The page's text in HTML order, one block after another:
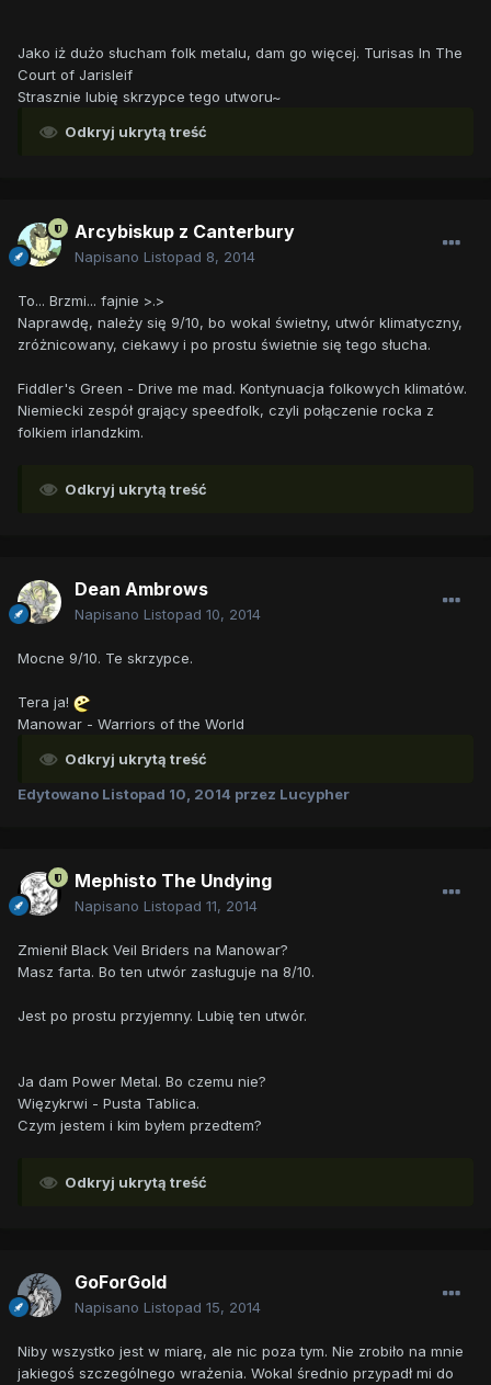
Jako iż dużo słucham folk metalu, dam go więcej. Turisas In The
Court of Jarisleif
Strasznie lubię skrzypce tego utworu~
Odkryj ukrytą treść
Arcybiskup z Canterbury
Napisano Listopad 8, 2014
To... Brzmi... fajnie >.>
Naprawdę, należy się 9/10, bo wokal świetny, utwór klimatyczny,
zróżnicowany, ciekawy i po prostu świetnie się tego słucha.
Fiddler's Green - Drive me mad. Kontynuacja folkowych klimatów.
Niemiecki zespół grający speedfolk, czyli połączenie rocka z
folkiem irlandzkim.
Odkryj ukrytą treść
Dean Ambrows
Napisano Listopad 10, 2014
Mocne 9/10. Te skrzypce.
Tera ja!
Manowar - Warriors of the World
Odkryj ukrytą treść
Edytowano Listopad 10, 2014 przez Lucypher
Mephisto The Undying
Napisano Listopad 11, 2014
Zmienił Black Veil Briders na Manowar?
Masz farta. Bo ten utwór zasługuje na 8/10.
Jest po prostu przyjemny. Lubię ten utwór.
Ja dam Power Metal. Bo czemu nie?
Więzykrwi - Pusta Tablica.
Czym jestem i kim byłem przedtem?
Odkryj ukrytą treść
GoForGold
Napisano Listopad 15, 2014
Niby wszystko jest w miarę, ale nic poza tym. Nie zrobiło na mnie
jakiegoś szczególnego wrażenia. Wokal średnio przypadł mi do